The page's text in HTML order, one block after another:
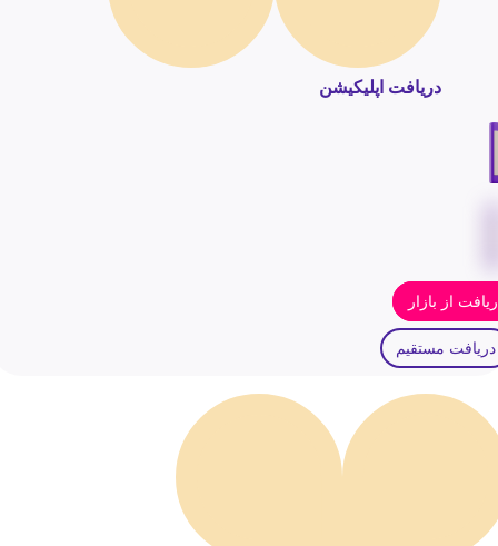
دریافت اپلیکیشن
از بازار
دریافت مستقیم